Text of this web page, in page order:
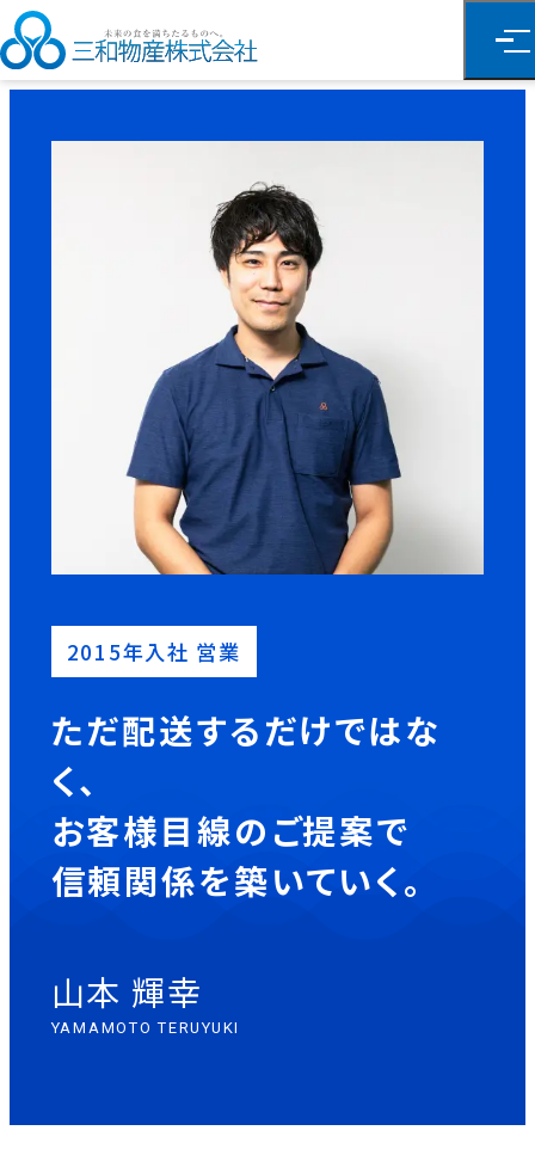
2015年入社 営業
ただ配送するだけではな
く、
お客様目線のご提案で
信頼関係を築いていく。
山本 輝幸
YAMAMOTO TERUYUKI